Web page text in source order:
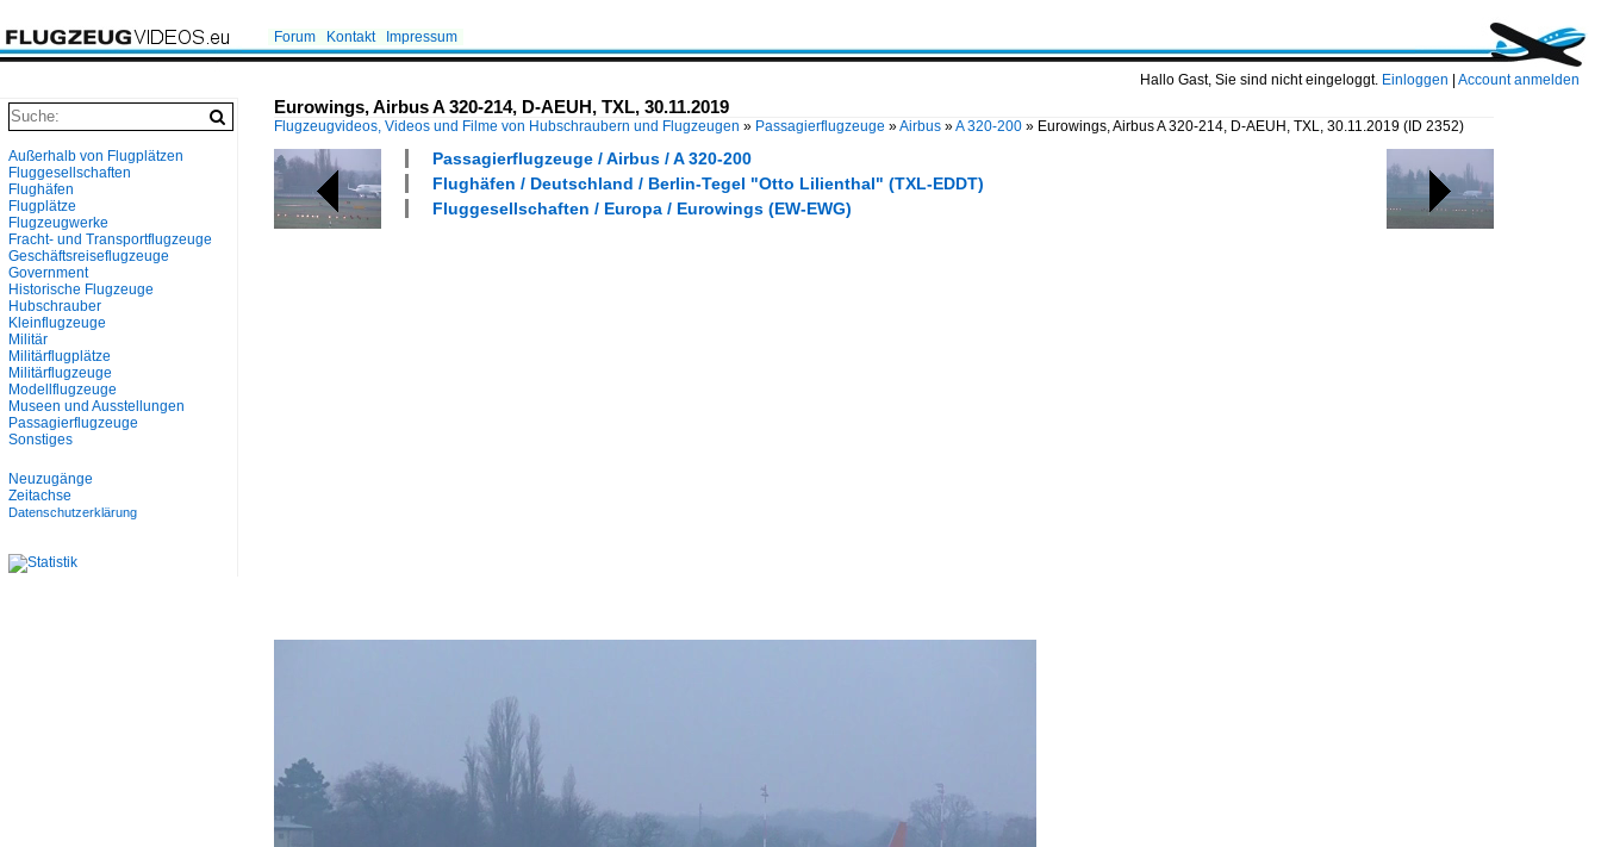
Hallo Gast, Sie sind nicht eingeloggt. Einloggen Account anmelden
Forum Kontakt Impressum
Eurowings, Airbus A 320-214, D-AEUH, TXL, 30.11.2019
Flugzeugvideos, Videos und Filme von Hubschraubern und Flugzeugen » Passagierflugzeuge »Airbus »A 320-200 » Eurowings, Airbus A 320-214, D-AEUH, TXL, 30.11.2019 (ID 2352)
Passagierflugzeuge / Airbus / A 320-200
Flughäfen / Deutschland / Berlin-Tegel "Otto Lilienthal" (TXL-EDDT)
Fluggesellschaften / Europa / Eurowings (EW-EWG)
Außerhalb von Flugplätzen
Fluggesellschaften
Flughäfen
Flugplätze
Flugzeugwerke
Fracht- und Transportflugzeuge
Geschäftsreiseflugzeuge
Government
Historische Flugzeuge
Hubschrauber
Kleinflugzeuge
Militär
Militärflugplätze
Militärflugzeuge
Modellflugzeuge
Museen und Ausstellungen
Passagierflugzeuge
Sonstiges
Neuzugänge
Zeitachse
Datenschutzerklärung